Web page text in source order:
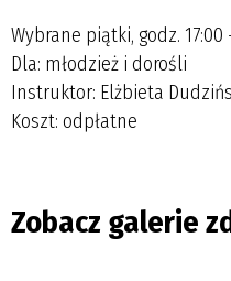
Wybrane piątki, godz. 17:00
Dla: młodzież i dorośli
Instruktor: Elżbieta
Koszt: odpłatne
Zobacz galerie